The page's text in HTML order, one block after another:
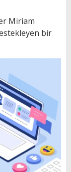
Miriam
bir